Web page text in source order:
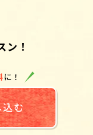
ン！
に！
む